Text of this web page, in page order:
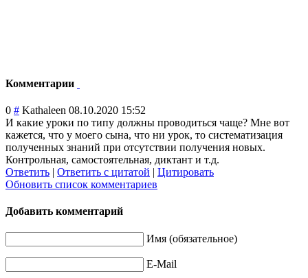
Комментарии
0 # Kathaleen 08.10.2020 15:52
И какие уроки по типу должны проводиться чаще? Мне вот
кажется, что у моего сына, что ни урок, то систематизация
полученных знаний при отсутствии получения новых.
Контрольная, самостоятельная, диктант и т.д.
Ответить | Ответить с цитатой | Цитировать
Обновить список комментариев
Добавить комментарий
Имя (обязательное)
E-Mail